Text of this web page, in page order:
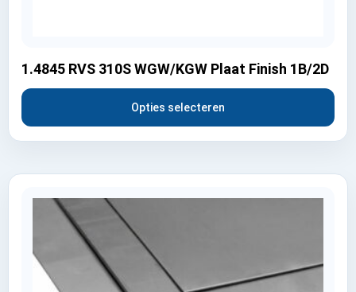
1.4845 RVS 310S WGW/KGW Plaat Finish 1B/2D
Opties selecteren